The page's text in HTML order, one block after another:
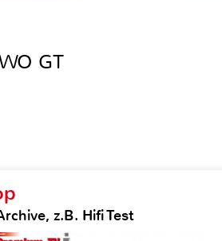
z.B. Hifi Test
GT